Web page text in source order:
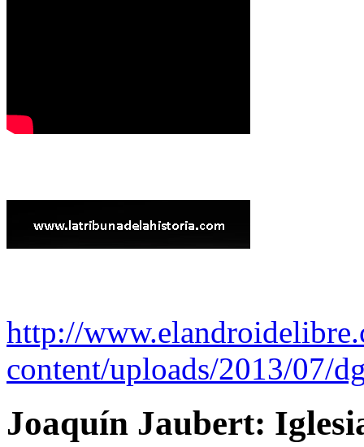
http://
content/uploads/2013/07/
Joaquín Jaubert: